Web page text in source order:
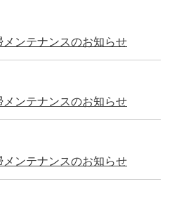
メンテナンスのお知らせ
メンテナンスのお知らせ
メンテナンスのお知らせ